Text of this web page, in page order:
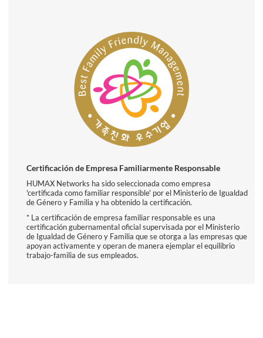
Certificación de Empresa Familiarmente Responsable
HUMAX Networks ha sido seleccionada como empresa
'certificada como familiar responsible' por el Ministerio de Igualdad
de Género y Familia y ha obtenido la certificación.
* La certificación de empresa familiar responsable es una
certificación gubernamental oficial supervisada por el Ministerio
de Igualdad de Género y Familia que se otorga a las empresas que
apoyan activamente y operan de manera ejemplar el equilibrio
trabajo-familia de sus empleados.